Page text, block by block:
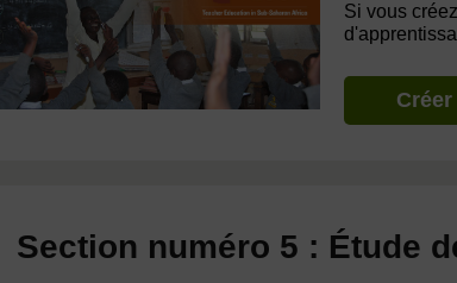
Si vous
Section numéro 5 : Étude